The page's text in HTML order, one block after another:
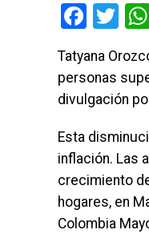
Tatyana
personas
divulgación
Esta
inflación. Las
crecimiento
hogares, en
Colombia